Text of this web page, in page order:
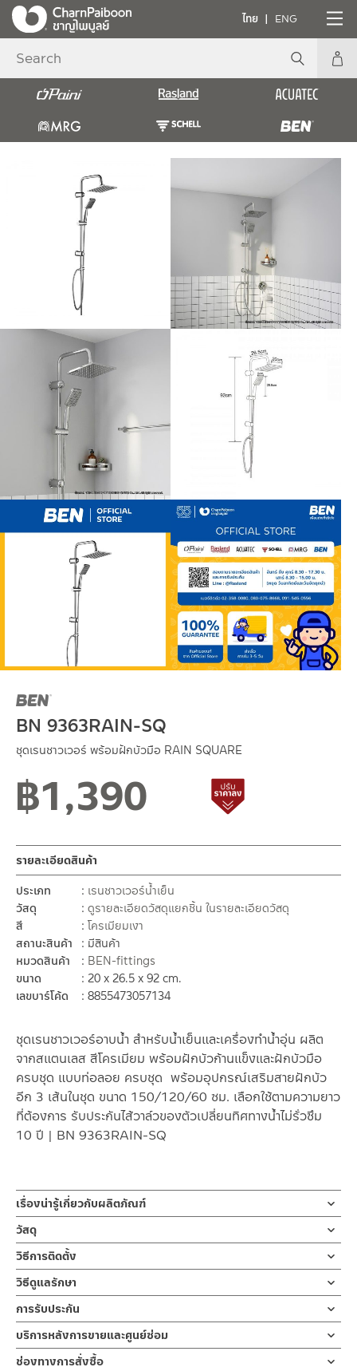
ไทย ENG
BN 9363RAIN-SQ
ชุดเรนชาวเวอร์ พร้อมฝักบัวมือ RAIN SQUARE
฿1,390 สถานะสินค้าขายปกติ
ชุดเรนชาวเวอร์อาบน้ำ สำหรับน้ำเย็นและเครื่องทำน้ำอุ่น ผลิต
จากสแตนเลส สีโครเมียม พร้อมฝักบัวก้านแข็งและฝักบัวมือ
ครบชุด แบบท่อลอย ครบชุด พร้อมอุปกรณ์เสริมสายฝักบัว
อีก 3 เส้นในชุด ขนาด 150/120/60 ซม. เลือกใช้ตามความยาว
ที่ต้องการ รับประกันไส้วาล์วของตัวเปลี่ยนทิศทางน้ำไม่รั่วซึม
10 ปี | BN 9363RAIN-SQ
รายละเอียดสินค้า
ประเภท
เรนชาวเวอร์น้ำเย็น
วัสดุ
ดูรายละเอียดวัสดุแยกชิ้น ในรายละเอียดวัสดุ
สี
โครเมียมเงา
สถานะสินค้า
มีสินค้า
หมวดสินค้า
BEN-fittings
ขนาด
20 x 26.5 x 92 cm.
เลขบาร์โค้ด
8855473057134
เรื่องน่ารู้เกี่ยวกับผลิตภัณฑ์
เรนชาวเวอร์ หรือ ฝักบัวอาบน้ำแบบท่อยาว ใช้กับเครื่องทำน้ำอุ่นหรือ
น้ำเย็น ติดตั้งแบบท่อเดียว ผลิตจากสแตนเลสชุบสีโครเมียม มาพร้อม
ฝักบัวก้านแข็ง/ฝักบัวด้านบนทรงสี่เหลี่ยม ขนาดเส้นผ่าศูนย์กลาง 20
ซม. และฝักบัวมือแบบถือ 1 ระบบ มาพร้อมสายฝักบัวยาว 3 เส้น
ขนาด 150/120/60 ซม.สามารถเปลี่ยนทิศทางน้ำระหว่าง ฝักบัวมือ
และ ฝักบัวด้านบน ให้ทำงานแบบน้ำไหลพร้อมกัน หรือ สลับกันได้ ชุด
เรนชาวเวอร์ ออกแบบสไตล์ร่วมสมัย รับประกันวาล์วน้ำของวาล์ว
เปลี่ยนทิศทางน้ำ ไม่รั่วซึม 10 ปี
วัสดุ
ท่อเรนชาวเวอร์
ผลิตจากสแตนเลส
หัวฝักบัวก้านแข็ง
ผลิตจากพลาสติก ABS
ฝักบัวมือ
วิธีการติดตั้ง
ข้อแนะนำในการติดตั้ง
ฝักบัว และ ชุดสายฉีดชำระ
สำหรับการติดตั้งใหม่ ให้ไล่ฝุ่น เศษทราย เศษท่อ ออกจากท่อน้ำก่อนติด
ตั้งสินค้า โดยปล่อยน้ำให้ไหลออกจากท่อนาน 1 นาที เพื่อให้แรงน้ำพัด
พาเศษละอองต่างๆ ออกจากท่อน้ำ มิเช่นนั้นสิ่งสกปรกจะเข้าไปภายใน
สินค้าและสร้างความเสียหายได้ หากตรวจพบเศษละอองต่างๆในสินค้า
วิธีดูแลรักษา
คำแนะนำในการดูแลรักษาผลิตภัณฑ์
1. ไม่ทำสินค้าให้เกิดความเสียหายอื่น ๆ นอกจากการใช้งานปกติ เช่นไม่
ทำตก ไม่งัดหรือโยกสินค้าแรงๆ
2. ทำความสะอาดสินค้าโดยการใช้ผ้านุ่มๆชุบน้ำหมาดๆแล้วเช็ดให้แห้ง
การรับประกัน
รับประกันไส้วาล์ว ตัวเปลี่ยนทิศทางน้ำ 10 ปี
บริการหลังการขายและศูนย์ซ่อม
ช่องทางออนไลน์
ช่องทางการสั่งซื้อ